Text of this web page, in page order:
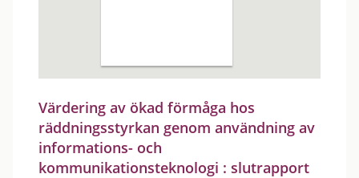
Värdering av ökad förmåga hos
räddningsstyrkan genom användning av
informations- och
kommunikationsteknologi : slutrapport